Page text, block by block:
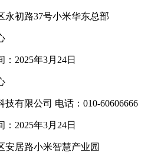
永初路37号小米华东总部
：2025年3月24日
有限公司 电话：010-60606666
：2025年3月24日
安居路小米智慧产业园